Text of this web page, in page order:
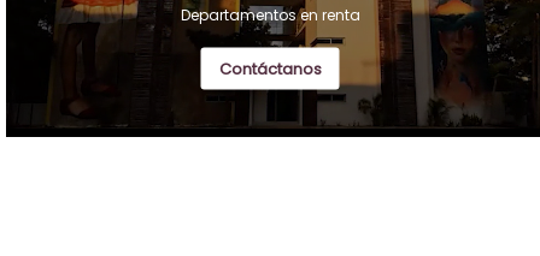
Departamentos en renta
Contáctanos